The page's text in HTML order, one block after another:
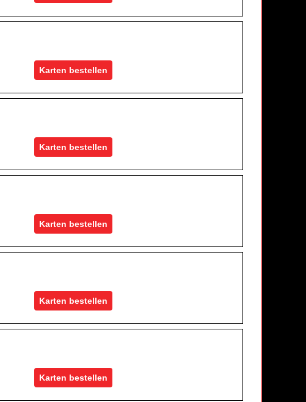
Karten bestellen
Karten bestellen
Karten bestellen
Karten bestellen
Karten bestellen